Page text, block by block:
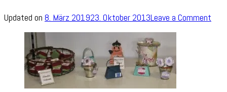
Updated on 8. März 201923. Oktober 2013Leave a Comment